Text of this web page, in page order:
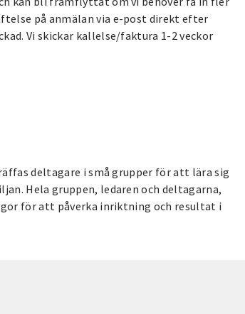
på anmälan via e-post direkt efter
Vi skickar kallelse/faktura 1-2 veckor
deltagare i små grupper för att lära sig
Hela gruppen, ledaren och deltagarna,
för att påverka inriktning och resultat i